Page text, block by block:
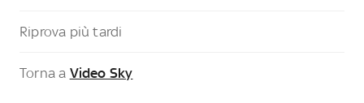
Riprova più tardi
Torna a Video Sky